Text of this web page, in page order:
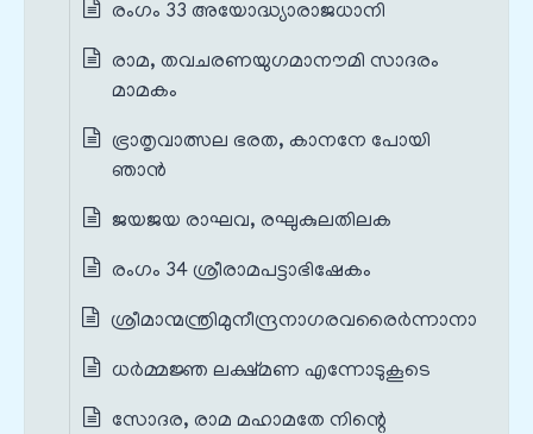
രംഗം 33 അയോദ്ധ്യാരാജധാനി
രാമ, തവചരണയുഗമാനൗമി സാദരം
മാമകം
ഭ്രാതൃവാത്സല ഭരത, കാനനേ പോയി
ഞാൻ
ജയജയ രാഘവ, രഘുകുലതിലക
രംഗം 34 ശ്രീരാമപട്ടാഭിഷേകം
ശ്രീമാന്മന്ത്രിമുനീന്ദ്രനാഗരവരൈർന്നാനാ
ധർമ്മജ്ഞ ലക്ഷ്മണ എന്നോടുകൂടെ
സോദര, രാമ മഹാമതേ നിന്റെ